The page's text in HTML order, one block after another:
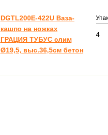
DGTL200E-422U Ваза-
кашпо на ножках
ГРАЦИЯ ТУБУС слим
Ø19,5, выс.36,5см бетон
4